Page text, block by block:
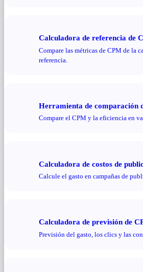
Calculadora de referencia de
Compare las métricas de CPM de la
referencia.
Herramienta de comparación
Compare el CPM y la eficiencia en
Calculadora de costos de
Calcule el gasto en campañas de
Calculadora de previsión de
Previsión del gasto, los clics y las